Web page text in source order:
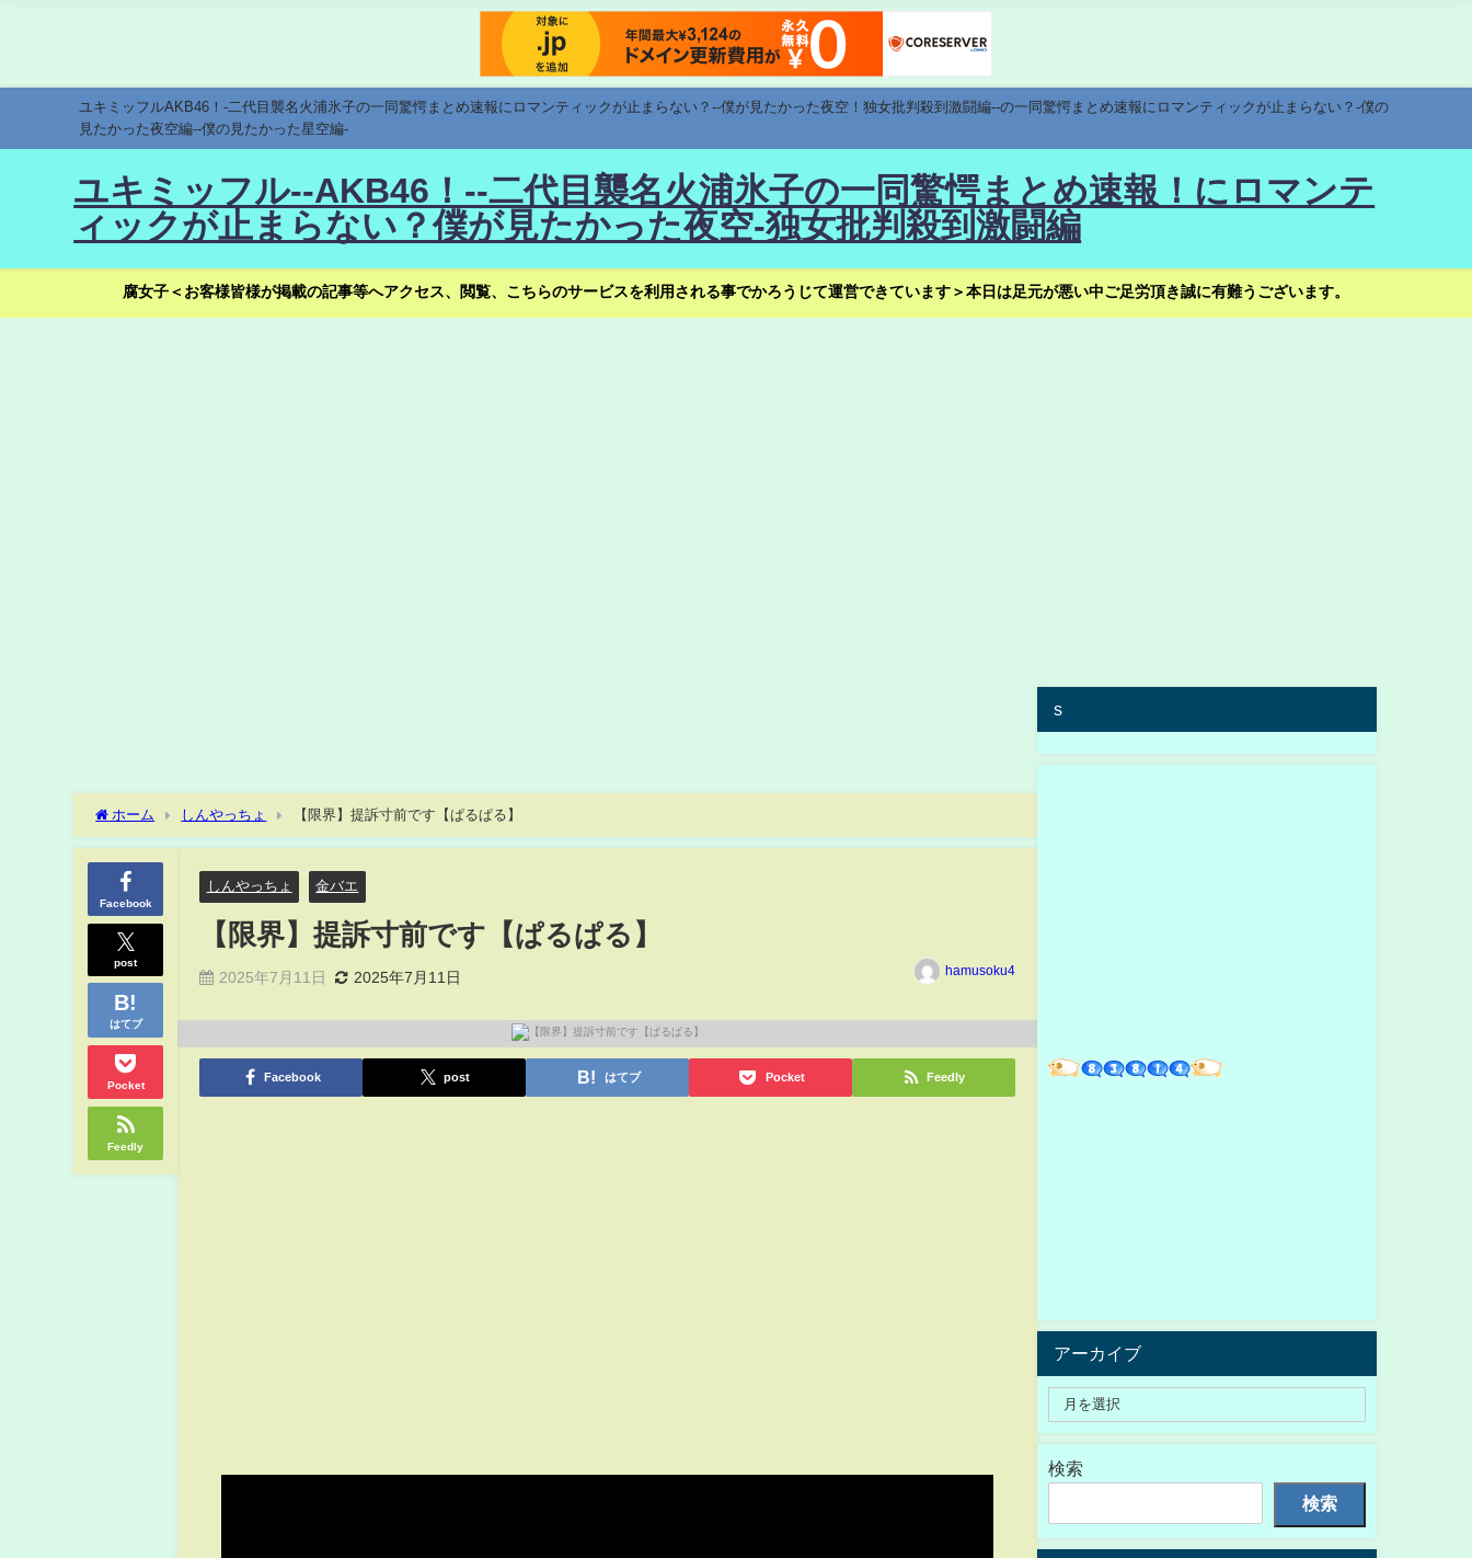
ユキミッフルAKB46！-二代目襲名火浦氷子の一同驚愕まとめ速報にロマンティックが止まらない？--僕が見たかった夜空！独女批判殺到激闘編--の一同驚愕まとめ速報にロマンティックが止まらない？-僕の
見たかった夜空編--僕の見たかった星空編-
ユキミッフル--AKB46！--二代目襲名火浦氷子の一同驚愕まとめ速報！にロマンテ
ィックが止まらない？僕が見たかった夜空-独女批判殺到激闘編
腐女子＜お客様皆様が掲載の記事等へアクセス、閲覧、こちらのサービスを利用される事でかろうじて運営できています＞本日は足元が悪い中ご足労頂き誠に有難うございます。
ホーム しんやっちょ 【限界】提訴寸前です【ぱるぱる】
Facebook
post
はてブ
Pocket
Feedly
しんやっちょ 金バエ
【限界】提訴寸前です【ぱるぱる】
2025年7月11日 2025年7月11日 hamusoku4
Facebook post はてブ Pocket Feedly
s
アーカイブ
検索
検索